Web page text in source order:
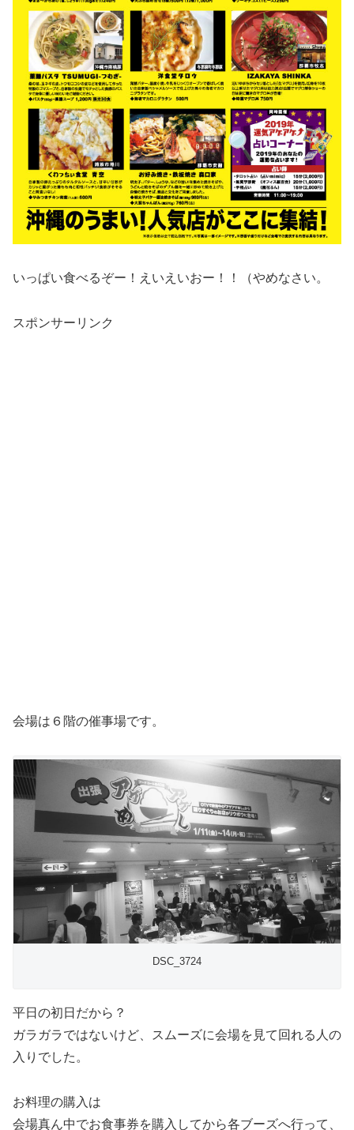
いっぱい食べるぞー！えいえいおー！！（やめなさい。
スポンサーリンク
会場は６階の催事場です。
DSC_3724
平日の初日だから？
ガラガラではないけど、スムーズに会場を見て回れる人の
入りでした。
お料理の購入は
会場真ん中でお食事券を購入してから各ブーズへ行って、